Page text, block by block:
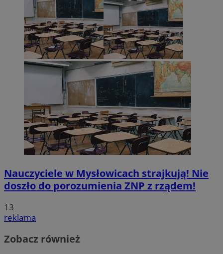
Nauczyciele w Mysłowicach strajkują! Nie
doszło do porozumienia ZNP z rządem!
13
reklama
Zobacz również